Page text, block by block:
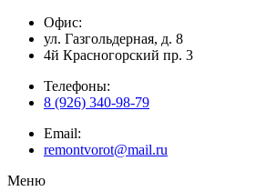
Офис:
ул. Газгольдерная, д. 8
4й Красногорский пр. 3
Телефоны:
8 (926) 340-98-79
Email:
remontvorot@mail.ru
Меню